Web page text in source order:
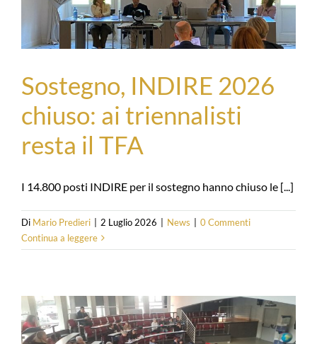
Sostegno, INDIRE 2026
chiuso: ai triennalisti
resta il TFA
I 14.800 posti INDIRE per il sostegno hanno chiuso le [...]
Di Mario Predieri 2 Luglio 2026 News
0 Commenti
Continua a leggere